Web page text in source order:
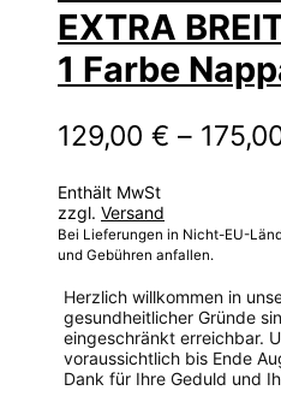
EXTRA
1 Farbe
129,00 € –
Enthält MwSt
zzgl. Versand
Bei Lieferungen in Nicht-EU-
und Gebühren anfallen.
Herzlich willkommen in
gesundheitlicher Gründe
eingeschränkt erreichbar.
voraussichtlich bis Ende
Dank für Ihre Geduld und